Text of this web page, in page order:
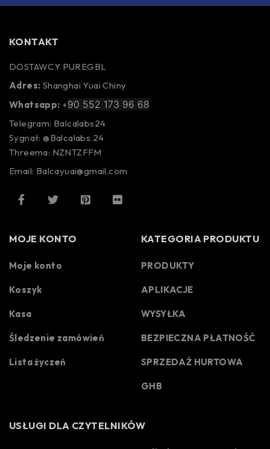
KONTAKT
DOSTAWCY PUREGBL
Adres: Shanghai Yuai Chiny
Whatsapp: +90 552 173 96 68
Telegram: Balcalabs24
Sygnał: @Balcalabs.24
Threema: NZNTZFFM
Email: Balcayuai@gmail.com
MOJE KONTO
Moje konto
Koszyk
Kasa
Śledzenie zamówień
Lista życzeń
KATEGORIA PRODUKTU
PRODUKTY
APLIKACJE
WYSYŁKA
BEZPIECZNA PŁATNOŚĆ
SPRZEDAŻ HURTOWA
GHB
USŁUGI DLA CZYTELNIKÓW